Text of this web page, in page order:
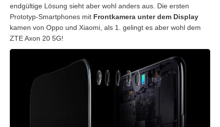
endgültige Lösung sieht aber wohl anders aus. Die ersten
Prototyp-Smartphones mit Frontkamera unter dem Display
kamen von Oppo und Xiaomi, als 1. gelingt es aber wohl dem
ZTE Axon 20 5G!